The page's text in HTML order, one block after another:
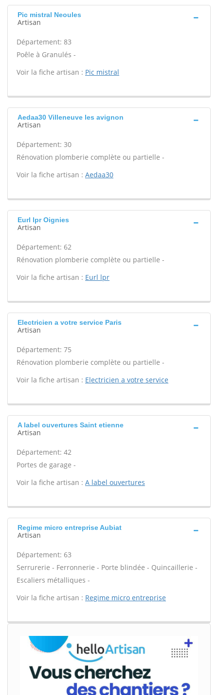
Pic mistral Neoules
Artisan
Département: 83
Poêle à Granulés -
Voir la fiche artisan : Pic mistral
Aedaa30 Villeneuve les avignon
Artisan
Département: 30
Rénovation plomberie complète ou partielle -
Voir la fiche artisan : Aedaa30
Eurl lpr Oignies
Artisan
Département: 62
Rénovation plomberie complète ou partielle -
Voir la fiche artisan : Eurl lpr
Electricien a votre service Paris
Artisan
Département: 75
Rénovation plomberie complète ou partielle -
Voir la fiche artisan : Electricien a votre service
A label ouvertures Saint etienne
Artisan
Département: 42
Portes de garage -
Voir la fiche artisan : A label ouvertures
Regime micro entreprise Aubiat
Artisan
Département: 63
Serrurerie - Ferronnerie - Porte blindée - Quincaillerie -
Escaliers métalliques -
Voir la fiche artisan : Regime micro entreprise